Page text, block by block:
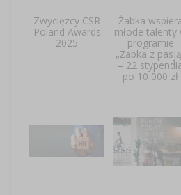
Zwycięzcy CSR
Poland Awards
2025
Żabka
młode talenty
programie
„Żabka z
– 22
po 10 000 zł